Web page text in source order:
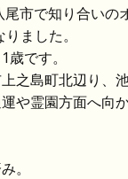
尾市で知り合いの
ました。
です。
之島町北辺り、池
や霊園方面へ向
。